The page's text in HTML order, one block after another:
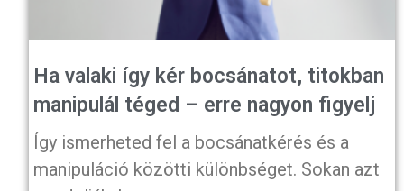
Ha valaki így kér bocsánatot, titokban
manipulál téged – erre nagyon figyelj
Így ismerheted fel a bocsánatkérés és a
manipuláció közötti különbséget. Sokan azt